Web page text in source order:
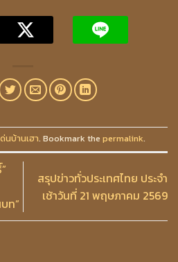
นบ้านเฮา. Bookmark the permalink.
ท”
สรุปข่าวทั่วประเทศไทย ประจำ
เช้าวันที่ 21 พฤษภาคม 2569